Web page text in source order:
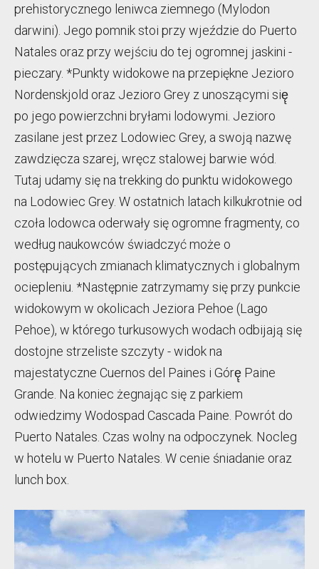
prehistorycznego leniwca ziemnego (Mylodon
darwini). Jego pomnik stoi przy wjeździe do Puerto
Natales oraz przy wejściu do tej ogromnej jaskini -
pieczary. *Punkty widokowe na przepiękne Jezioro
Nordenskjold oraz Jezioro Grey z unoszącymi się̨
po jego powierzchni bryłami lodowymi. Jezioro
zasilane jest przez Lodowiec Grey, a swoją nazwę
zawdzięcza szarej, wręcz stalowej barwie wód.
Tutaj udamy się na trekking do punktu widokowego
na Lodowiec Grey. W ostatnich latach kilkukrotnie od
czoła lodowca oderwały się ogromne fragmenty, co
według naukowców świadczyć może o
postępujących zmianach klimatycznych i globalnym
ociepleniu. *Następnie zatrzymamy się przy punkcie
widokowym w okolicach Jeziora Pehoe (Lago
Pehoe), w którego turkusowych wodach odbijają się
dostojne strzeliste szczyty - widok na
majestatyczne Cuernos del Paines i Górę̨ Paine
Grande. Na koniec żegnając się z parkiem
odwiedzimy Wodospad Cascada Paine. Powrót do
Puerto Natales. Czas wolny na odpoczynek. Nocleg
w hotelu w Puerto Natales. W cenie śniadanie oraz
lunch box.